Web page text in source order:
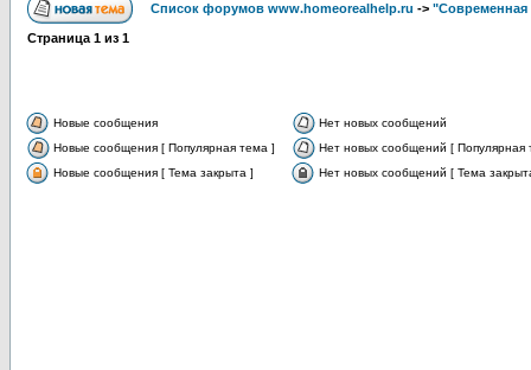
Список форумов www.homeorealhelp.ru -> "Современная
Страница 1 из 1
Новые сообщения
Нет новых сообщений
Новые сообщения [ Популярная тема ]
Нет новых сообщений [ Популярная
Новые сообщения [ Тема закрыта ]
Нет новых сообщений [ Тема